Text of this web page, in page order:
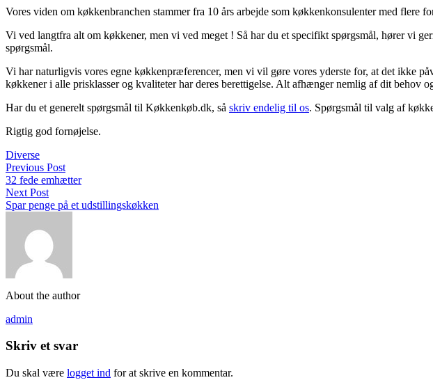
Vores viden om køkkenbranchen stammer fra 10 års arbejde som køkkenkonsulenter med flere
Vi ved langtfra alt om køkkener, men vi ved meget ! Så har du et specifikt spørgsmål, hører vi
spørgsmål.
Vi har naturligvis vores egne køkkenpræferencer, men vi vil gøre vores yderste for, at det ikke
køkkener i alle prisklasser og kvaliteter har deres berettigelse. Alt afhænger nemlig af dit behov
Har du et generelt spørgsmål til Køkkenkøb.dk, så skriv endelig til os. Spørgsmål til valg af
Rigtig god fornøjelse.
Diverse
Previous Post
32 fede emhætter
Next Post
Spar penge på et udstillingskøkken
About the author
admin
Skriv et svar
Du skal være logget ind for at skrive en kommentar.